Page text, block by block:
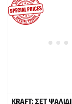
KRAFT: ΣΕΤ ΨΑΛΙΔΙ